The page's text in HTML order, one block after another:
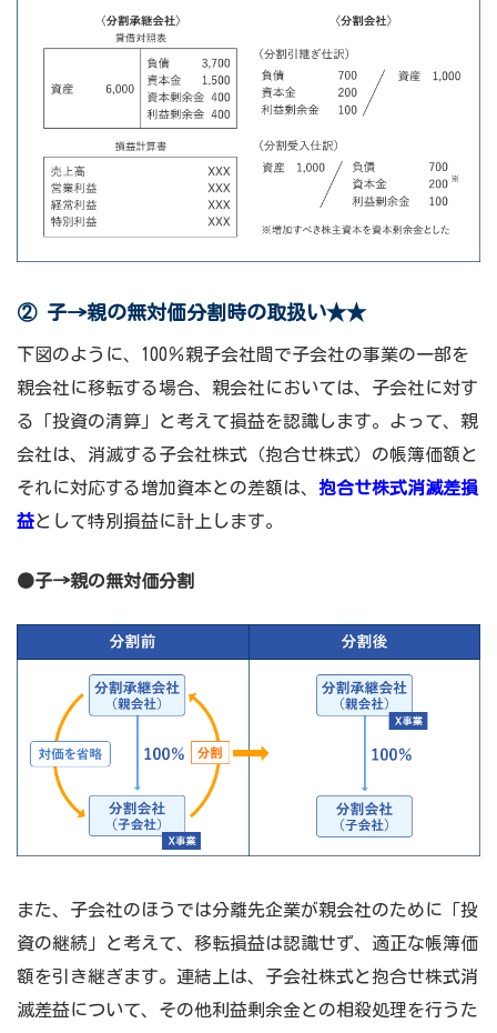
② 子→親の無対価分割時の取扱い★★
下図のように、100％親子会社間で子会社の事業の一部を
親会社に移転する場合、親会社においては、子会社に対す
る「投資の清算」と考えて損益を認識します。よって、親
会社は、消滅する子会社株式（抱合せ株式）の帳簿価額と
それに対応する増加資本との差額は、 抱合せ株式消滅差損
益として特別損益に計上します。
●子→親の無対価分割
また、子会社のほうでは分離先企業が親会社のために「投
資の継続」と考えて、移転損益は認識せず、適正な帳簿価
額を引き継ぎます。連結上は、子会社株式と抱合せ株式消
滅差益について、その他利益剰余金との相殺処理を行うた